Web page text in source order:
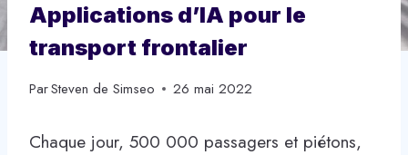
Applications d’IA pour le
transport frontalier
ParSteven de Simseo 26 mai 2022
Chaque jour, 500 000 passagers et piétons,